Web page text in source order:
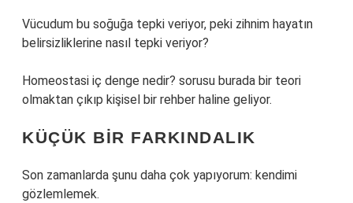
Vücudum bu soğuğa tepki veriyor, peki zihnim hayatın
belirsizliklerine nasıl tepki veriyor?
Homeostasi iç denge nedir? sorusu burada bir teori
olmaktan çıkıp kişisel bir rehber haline geliyor.
KÜÇÜK BIR FARKINDALIK
Son zamanlarda şunu daha çok yapıyorum: kendimi
gözlemlemek.